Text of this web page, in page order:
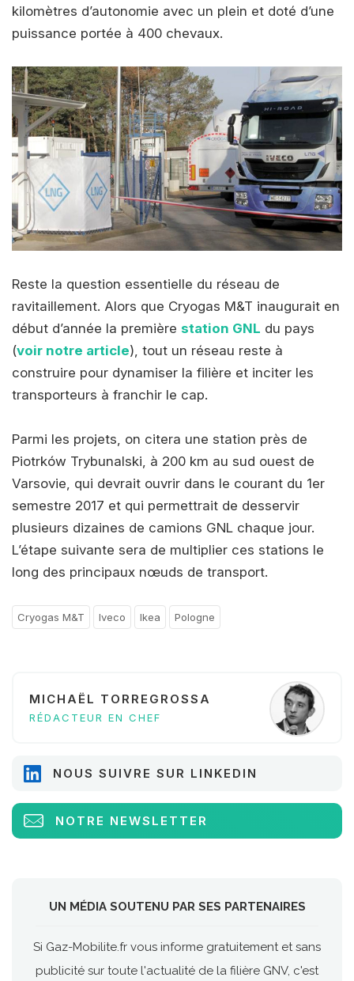
kilomètres d’autonomie avec un plein et doté d’une
puissance portée à 400 chevaux.
Reste la question essentielle du réseau de
ravitaillement. Alors que Cryogas M&T inaugurait en
début d’année la première station GNL du pays
(voir notre article), tout un réseau reste à
construire pour dynamiser la filière et inciter les
transporteurs à franchir le cap.
Parmi les projets, on citera une station près de
Piotrków Trybunalski, à 200 km au sud ouest de
Varsovie, qui devrait ouvrir dans le courant du 1er
semestre 2017 et qui permettrait de desservir
plusieurs dizaines de camions GNL chaque jour.
L’étape suivante sera de multiplier ces stations le
long des principaux nœuds de transport.
Cryogas M&T Iveco Ikea Pologne
MICHAËL TORREGROSSA
RÉDACTEUR EN CHEF
NOUS SUIVRE SUR LINKEDIN
NOTRE NEWSLETTER
UN MÉDIA SOUTENU PAR SES PARTENAIRES
Si Gaz-Mobilite.fr vous informe gratuitement et sans
publicité sur toute l'actualité de la filière GNV, c'est